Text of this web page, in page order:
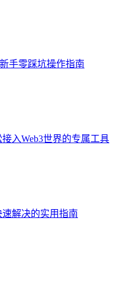
手零踩坑操作指南
入Web3世界的专属工具
解决的实用指南